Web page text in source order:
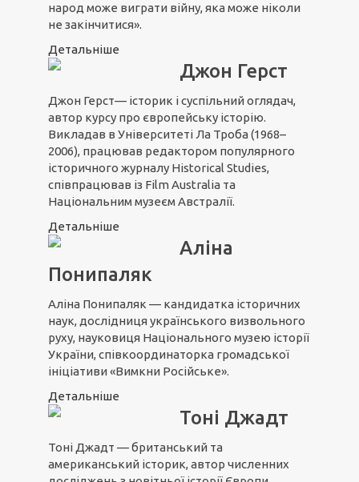
народ може виграти війну, яка може ніколи
не закінчитися».
Детальніше
Джон Герст
Джон Герст— історик і суспільний оглядач,
автор курсу про європейську історію.
Викладав в Університеті Ла Троба (1968–
2006), працював редактором популярного
історичного журналу Historical Studies,
співпрацював із Film Australia та
Національним музеєм Австралії.
Детальніше
Аліна
Понипаляк
Аліна Понипаляк — кандидатка історичних
наук, дослідниця українського визвольного
руху, науковиця Національного музею історії
України, співкоординаторка громадської
ініціативи «Вимкни Російське».
Детальніше
Тоні Джадт
Тоні Джадт — британський та
американський історик, автор численних